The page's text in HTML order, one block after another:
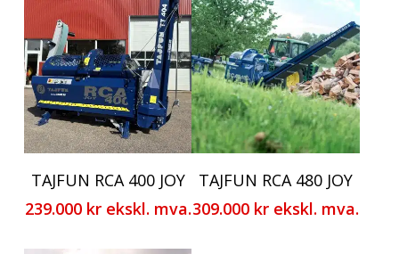
TAJFUN RCA 400 JOY
239.000 kr ekskl. mva.
TAJFUN RCA 480 JOY
309.000 kr ekskl. mva.